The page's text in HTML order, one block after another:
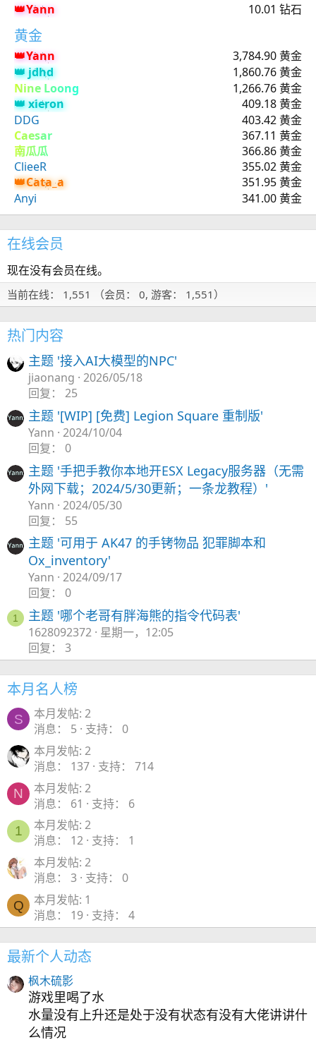
Yann 10.01 钻石
黄金
Yann
3,784.90 黄金
jdhd
1,860.76 黄金
Nine Loong
1,266.76 黄金
xieron
409.18 黄金
DDG
403.42 黄金
Caesar
367.11 黄金
南瓜瓜
366.86 黄金
ClieeR
355.02 黄金
Cata_a
351.95 黄金
Anyi
341.00 黄金
在线会员
现在没有会员在线。
当前在线： 1,551 （会员： 0, 游客： 1,551）
热门内容
主题 '接入AI大模型的NPC'
jiaonang 2026/05/18
回复： 25
主题 '[WIP] [免费] Legion Square 重制版'
Yann 2024/10/04
回复： 0
主题 '手把手教你本地开ESX Legacy服务器（无需
外网下载；2024/5/30更新；一条龙教程）'
Yann 2024/05/30
回复： 55
主题 '可用于 AK47 的手铐物品 犯罪脚本和
Ox_inventory'
Yann 2024/09/17
回复： 0
1 主题 '哪个老哥有胖海熊的指令代码表'
1628092372 星期一，12:05
回复： 3
本月名人榜
S
本月发帖: 2
消息
5 支持
0
本月发帖: 2
消息
137 支持 714
N
本月发帖: 2
消息
61 支持 6
1
本月发帖: 2
消息
12 支持
1
本月发帖: 2
消息
3 支持 0
Q
本月发帖: 1
消息
19 支持 4
最新个人动态
枫木硫影
游戏里喝了水
水量没有上升还是处于没有状态有没有大佬讲讲什
么情况